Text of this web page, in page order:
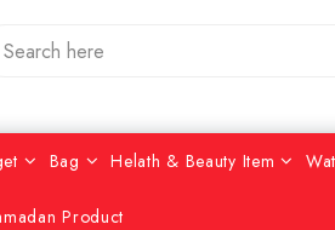
Bag Helath & Beauty Item
Product